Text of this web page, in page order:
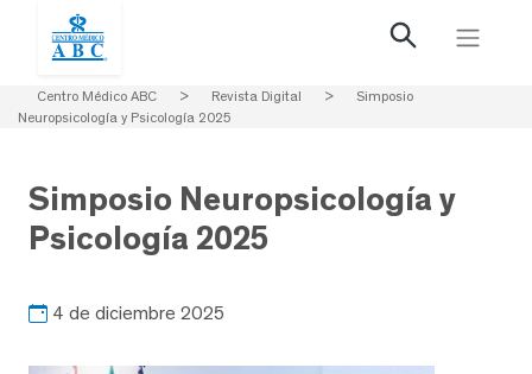
Centro Médico ABC > Revista Digital >
Simposio
Neuropsicología y Psicología 2025
Simposio Neuropsicología y
Psicología 2025
4 de diciembre 2025